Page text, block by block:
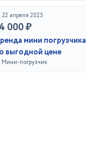
22 апреля 2025
000 ₽
мини погрузчика
выгодной цене
Мини-погрузчик